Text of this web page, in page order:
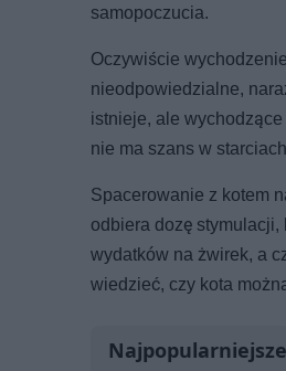
samopoczucia.
Oczywiście
nieodpowiedzialne,
istnieje, ale
nie ma szans w
Spacerowanie z kotem
odbiera dozę
wydatków na żwirek, a
wiedzieć, czy kota